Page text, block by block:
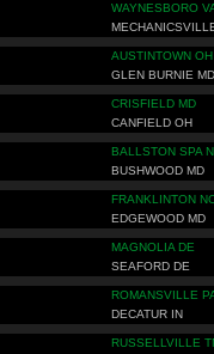
WAYNESBORO
AUSTINTOWN OH
GLEN BURNIE MD
CRISFIELD MD
CANFIELD OH
BALLSTON SPA
BUSHWOOD MD
FRANKLINTON
EDGEWOOD MD
MAGNOLIA DE
SEAFORD DE
ROMANSVILLE
DECATUR IN
RUSSELLVILLE